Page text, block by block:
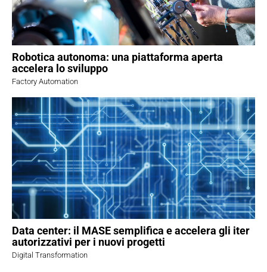
Robotica autonoma: una piattaforma aperta
accelera lo sviluppo
Factory Automation
Data center: il MASE semplifica e accelera gli iter
autorizzativi per i nuovi progetti
Digital Transformation